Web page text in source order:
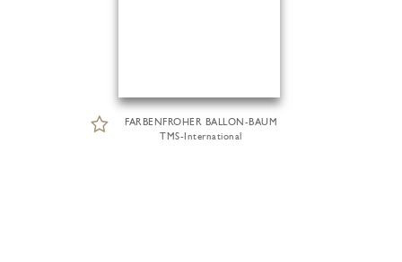
FARBENFROHER BALLON-BAUM
TMS-International